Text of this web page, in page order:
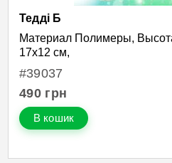
Тедді Б
Материал Полимеры,
17х12 см,
#39037
490 грн
В кошик